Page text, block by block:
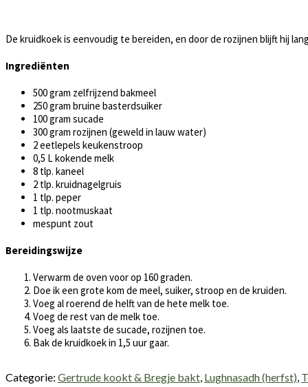
De kruidkoek is eenvoudig te bereiden, en door de rozijnen blijft hij
Ingrediënten
500 gram zelfrijzend bakmeel
250 gram bruine basterdsuiker
100 gram sucade
300 gram rozijnen (geweld in lauw water)
2 eetlepels keukenstroop
0,5 L kokende melk
8 tlp. kaneel
2 tlp. kruidnagelgruis
1 tlp. peper
1 tlp. nootmuskaat
mespunt zout
Bereidingswijze
Verwarm de oven voor op 160 graden.
Doe ik een grote kom de meel, suiker, stroop en de kruiden.
Voeg al roerend de helft van de hete melk toe.
Voeg de rest van de melk toe.
Voeg als laatste de sucade, rozijnen toe.
Bak de kruidkoek in 1,5 uur gaar.
Categorie: Gertrude kookt & Bregje bakt, Lughnasadh (herfst),